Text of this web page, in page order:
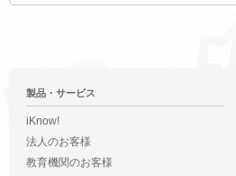
製品・サービス
iKnow!
法人のお客様
教育機関のお客様